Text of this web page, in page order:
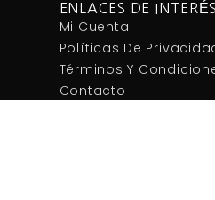
ENLACES DE INTERÉS
Mi Cuenta
Políticas De
Términos Y
Contacto